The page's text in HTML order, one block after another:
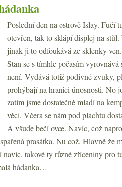
Poslední den na ostrově Islay. Fučí
otevřen, tak to sklápí displej na
jinak ji to odfoukává ze sklenky
Stan se s tímhle počasím vyrovnává
není. Vydává totiž podivné zvuky,
prohýbají na hranici únosnosti. No
zatím jsme dostatečně mladí na
věci. Včera se nám pod plachtu
A všude bečí ovce. Navíc, což
prasátka. Nu což. Hlavně že
navíc, takové ty různé zříceniny pro
hádanka…